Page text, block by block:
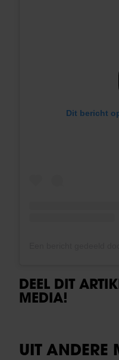
Dit bericht
DEEL DIT
MEDIA!
UIT ANDERE